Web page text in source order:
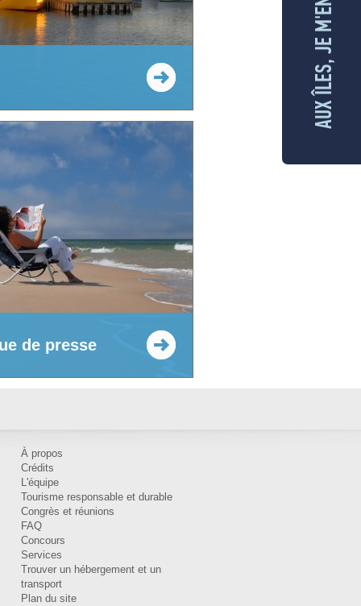
de presse
À propos
Crédits
L'équipe
Tourisme responsable et durable
Congrès et réunions
FAQ
Concours
Services
Trouver un hébergement et un
transport
Plan du site
AUX ÎLES, JE M'ENGAGE